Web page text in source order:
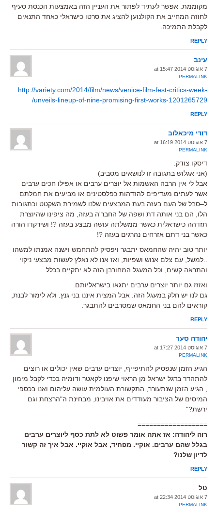
מקוממת. אפשר לעתיד לפתור את העניין הזה באמצעות הכנסת סעיף
לחוזה המחייב את הקולנוען להציג את סרטו כישראלי כאחד התנאים
לקבלת התמיכה.
REPLY
עינב
7 אוגוסט 2014 at 15:47
PERMALINK
http://variety.com/2014/film/news/venice-film-fest-critics-week-
unveils-lineup-of-nine-promising-first-works-1201265729/
REPLY
דודי מיכאלוב
7 אוגוסט 2014 at 16:19
PERMALINK
דיסקו צודק.
(אני אגלוש בתגובה זו לנושאים מסביב)
אבל לי אין הרבה האשמות אל יוצרים ערבים או אפילו חכים ערבים
אשר לעתים מעדיפים להזדהות כפלסטינים או מביעים את חמלתם
ל–סבל של העם בעזה בעת המבצעים שלנו לשמירת השקטט וכתגובות.
הלו, הם בני אותה דת ושפה של החבר'ה בעזה, מה ציפינו שהיוצרת
תזדהה כישראלית כאשר ממשלתה עושה מבצע בעזה ?! ושירקדו הורה
כאשר בני דתם אזרחים נהרגים בעזה ?!
יותר טוב יהיה שהחמאס יתבגר ויפסיק להתחמש וישנה אמנתו למשהו
..למשל, עם צלם אנוש ושפיות, ואז אנו לא נאלץ לעשות מבצעי ניקוי
והתראה קשים, וכל המעגל המחורבן הזה לא יתקיים בכלל.
ואזזז גם יותר יוצרים ערבים יתגאו בישראליותם.
גם לנו יש חלק במעגל הזה. אבל המצית איננו בני גנץ. ולא לימור לבנת,
קוראים להם בני החמאס שמסרבים להתבגר.
REPLY
יהודה סער
7 אוגוסט 2014 at 17:27
PERMALINK
הגיע הזמן שנפסיק להתיפייף, יוצרים ערבים שאין יכולים או רוצים
להתהדר בדגל ישראל מן הראוי שיפנו לקאטר ודומיה בכדי לקבל מימון
, הגיע הזמן שנתעורר, התקשורת העולמית עושה עליהום ואנו בכספי
המיסים של הציבור מעודדים את אויבינו, מבחינת ה"הרצחת וגם
ירשת?"
==================
רוה ליהודה: אז אתה אומר פשוט לא לתת כסף ליוצרים ערבים
בגלל שהם ערבים. אוקיי. מפחיד, אבל אוקיי. אבל איך זה קשור
לדיון שלנו?
REPLY
טל
7 אוגוסט 2014 at 22:34
PERMALINK